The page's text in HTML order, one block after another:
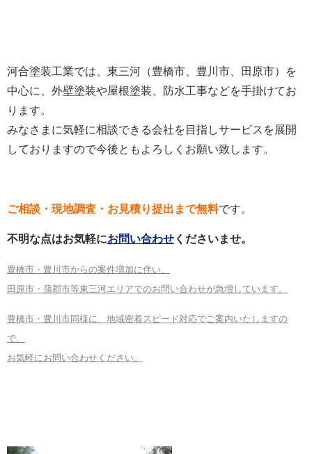
河合塗装工業では、東三河（豊橋市、豊川市、田原市）を
中心に、外壁塗装や屋根塗装、防水工事などを手掛けてお
ります。
みなさまに気軽に相談できる会社を目指しサービスを展開
しておりますので今後ともよろしくお願い致します。
ご相談・現地調査・お見積り提出まで無料です。
不明な点はお気軽にお問い合わせ くださいませ。
豊橋市・豊川市からの案件増加に伴い、
田原市・蒲郡市等東三河エリアでのお問い合わせが急増しています。
豊橋市・豊川市同様に、地域密着スピード対応でご案内いたしますの
で、
お気軽にお問い合わせください。